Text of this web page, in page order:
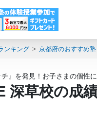
ンキング 京都府のおすすめ
』を発見！お子さまの個性
深草校の成